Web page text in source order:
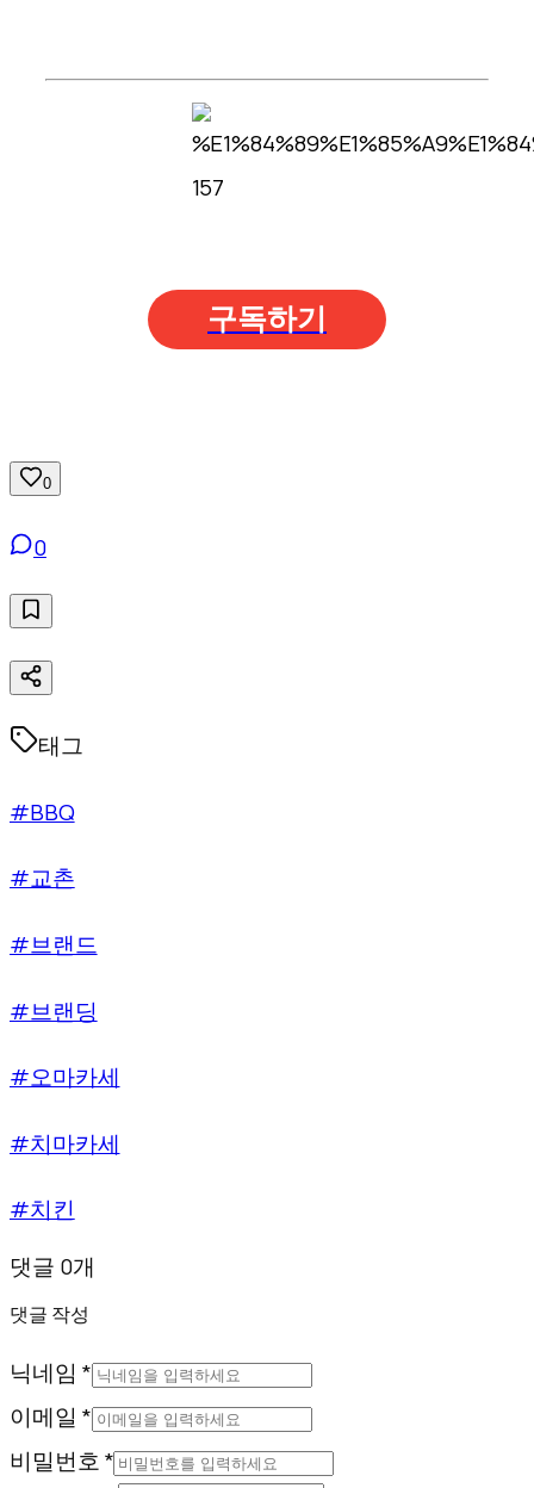
구독하기
0
0
태그
#BBQ
#교촌
#브랜드
#브랜딩
#오마카세
#치마카세
#치킨
댓글 0개
댓글 작성
닉네임 *
이메일 *
비밀번호 *